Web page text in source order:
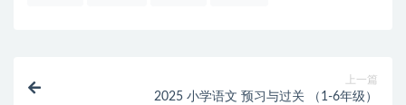
上一篇
2025 小学语文 预习与过关 （1-6年级）